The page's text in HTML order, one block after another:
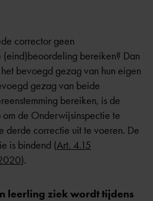
corrector geen
(eind)beoordeling bereiken? Dan
bevoegd gezag van hun eigen
gezag van beide
bereiken, is de
de Onderwijsinspectie te
derde correctie uit te voeren. De
is bindend (Art. 4.15
).
leerling ziek wordt tijdens